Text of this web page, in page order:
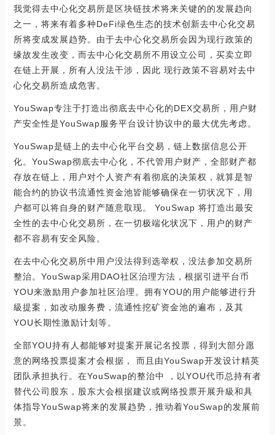
我觉得去中心化交易所是区块链技术将来关键的的发展趋向
之一，将来有着多种DeFi绿色生态的技术创新去中心化交易
所将变成发展趋势。由于去中心化交易所会因为现行政策的
缘故发生改变，而去中心化交易所不用设立公司，买卖立即
在链上开展，所有人没法干涉，因此 现行政策不容易对去中
心化交易所造成危害。
YouSwap专注于打造出彻底去中心化的DEX交易所，用户财
产安全性是YouSwap服务平台设计协议中的最大优先考虑。
YouSwap是链上的去中心化平台交易，链上数据信息公开
化。YouSwap彻底去中心化，不代管用户财产，全部财产都
存放在链上，用户对个人资产有着彻底的决策权，就算是智
能合约的协议书流通性资金池皆能够确保在一切状况下，用
户都可以将自身的财产随意取现。 YouSwap 将打造出最安
全性的去中心化交易所，在一切极端化状况下，用户的财产
都不容易有安全风险。
在去中心化交易所中用户没法得到选举权，没法参加交易所
整治。YouSwap采用DAO社区治理方法，根据引进平台币
YOU来激励用户参加社区治理。拥有YOU的用户能够进行升
級提案，如改动服务费，流通性挖矿资金池的遍布，及其
YOU长期性激励计划等。
全部YOU持有人都能够对提案开展记名投票，得到大部分愿
意的网络投票提案才会根据， 而且由YouSwap开发设计精英
团队承担执行。在YouSwap的整治中 ，以YOU代币总持有者
替代公司股东，股东大会根据建议或网络投票开展升級和具
体指导YouSwap将来的发展趋势，推动着YouSwap的发展前
景。